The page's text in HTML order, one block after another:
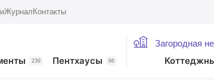
Журнал Контакты
239 Пентхаусы 66
Загородная